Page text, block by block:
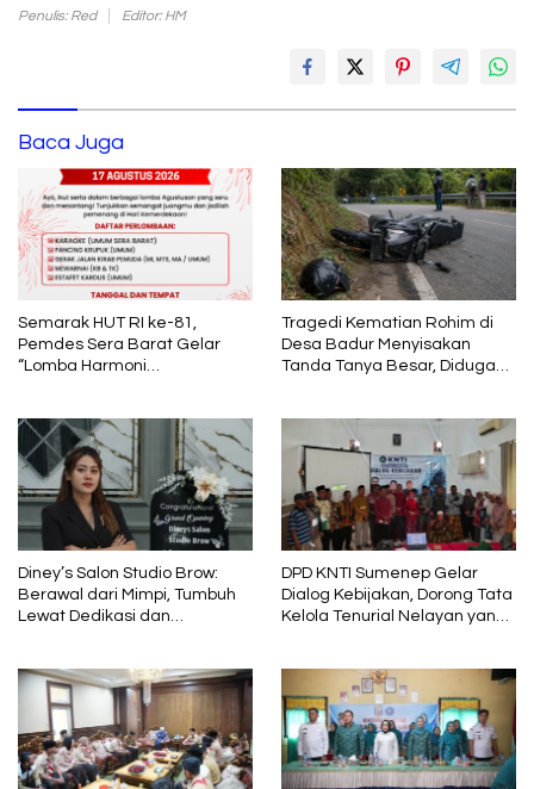
Penulis: Red Editor: HM
Baca Juga
Semarak HUT RI ke-81,
Pemdes Sera Barat Gelar
“Lomba Harmoni
Tragedi Kematian Rohim di
Desa Badur Menyisakan
Tanda Tanya Besar, Diduga
Diney’s Salon Studio Brow:
Berawal dari Mimpi, Tumbuh
Lewat Dedikasi dan
DPD KNTI Sumenep Gelar
Dialog Kebijakan, Dorong Tata
Kelola Tenurial Nelayan yang